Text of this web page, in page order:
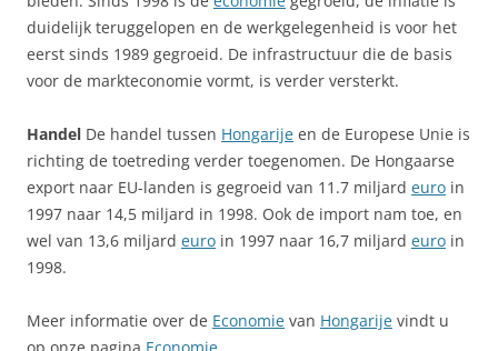
duidelijk teruggelopen en de werkgelegenheid is voor het
eerst sinds 1989 gegroeid. De infrastructuur die de basis
voor de markteconomie vormt, is verder versterkt.
Handel De handel tussen Hongarije en de Europese Unie is
richting de toetreding verder toegenomen. De Hongaarse
export naar EU-landen is gegroeid van 11.7 miljard euro in
1997 naar 14,5 miljard in 1998. Ook de import nam toe, en
wel van 13,6 miljard euro in 1997 naar 16,7 miljard euro in
1998.
Meer informatie over de Economie van Hongarije vindt u